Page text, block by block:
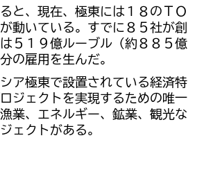
と、現在、極東には１８のＴＯ
動いている。すでに８５社が創
５１９億ルーブル（約８８５億
の雇用を生んだ。
ア極東で設置されている経済特
ジェクトを実現するための唯一
業、エネルギー、鉱業、観光な
ェクトがある。